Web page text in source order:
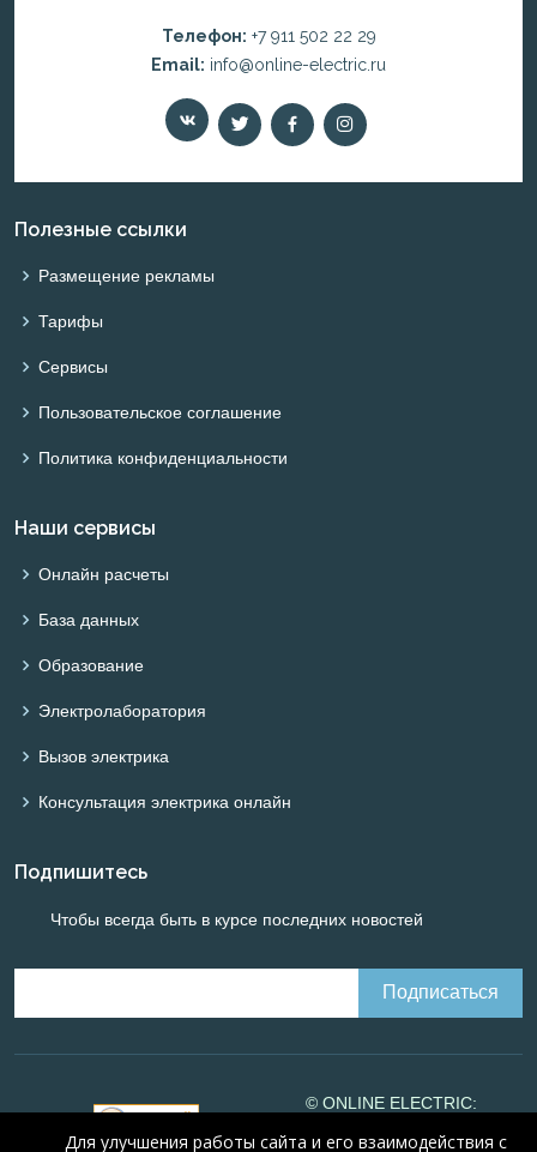
Телефон: +7 911 502 22 29
Email: info@online-electric.ru
Полезные ссылки
Размещение рекламы
Тарифы
Сервисы
Пользовательское соглашение
Политика конфиденциальности
Наши сервисы
Онлайн расчеты
База данных
Образование
Электролаборатория
Вызов электрика
Консультация электрика онлайн
Подпишитесь
Чтобы всегда быть в курсе последних новостей
© ONLINE ELECTRIC:
Для улучшения работы сайта и его взаимодействия с